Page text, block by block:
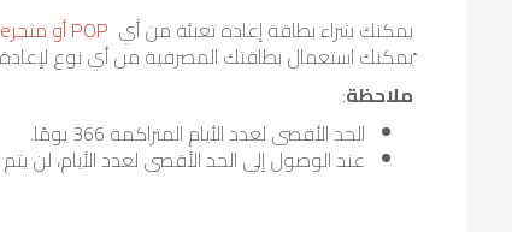
يمكنك شراء بطاقة إعادة تعبئة من أي
ّيمكنك استعمال بطاقتك المصرفية من أي نوع
ملاحظة:
الحد الأقصى لعدد الأيام المتراكمة 366 يومًا.
عند الوصول إلى الحد الأقصى لعدد الأيام، لن